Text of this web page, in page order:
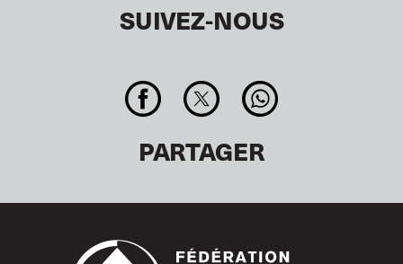
SUIVEZ-NOUS
PARTAGER